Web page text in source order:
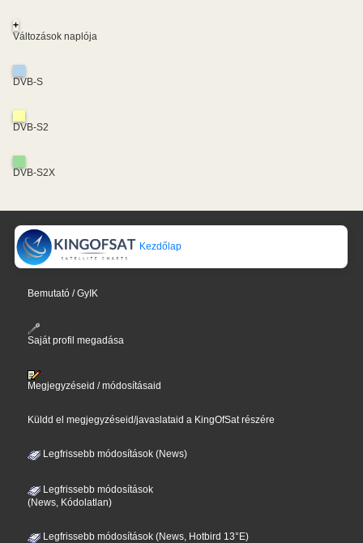
+
Változások naplója
DVB-S
DVB-S2
DVB-S2X
Kezdőlap
Bemutató / GyIK
Saját profil megadása
Megjegyzéseid / módosításaid
Küldd el megjegyzéseid/javaslataid a KingOfSat részére
Legfrissebb módosítások (News)
Legfrissebb módosítások
(News, Kódolatlan)
Legfrissebb módosítások (News, Hotbird 13°E)